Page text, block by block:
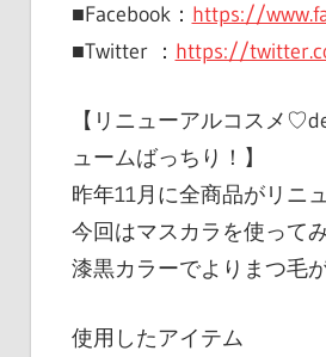
■Facebook： https://
■Twitter ： https://
【リニューアルコスメ
ュームばっちり！】
昨年11月に全商品がリニ
今回はマスカラを使って
漆黒カラーでよりまつ毛
使用したアイテム